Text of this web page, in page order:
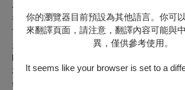
你的瀏覽器目前預設為其他語言。你可
來翻譯頁面，請注意，翻譯內容可能與
異，僅供參考使用。
It seems like your browser is set to a
小無猜的世界中，不知自己的生活即將迎來
香港名導陳果以兒童的純真視角凝視無奈現
市井，每個場景及情節皆乘載著濃厚的人情
呈現老香港的世代鄉愁之餘，也見證著九七
時局變遷。緊接在《香港製造》、《去年煙
本片為陳果成名代表作「香港三部曲」完美
年華》奪下當屆金馬獎最佳原著劇本。